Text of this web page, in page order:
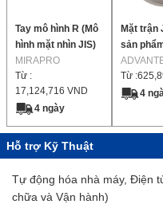
Tay mô hình R (Mô
hình mặt nhìn JIS)
MIRAPRO
Từ :
17,124,716 VND
4 ngày
Mặt trận
sản
Từ :
4
Hỗ trợ Kỹ Thuật
Tự động hóa nhà máy, Điện
chữa và Vận hành)